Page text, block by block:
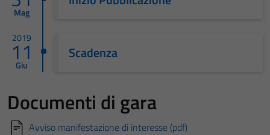
Mag
2019
11
Giu
Scadenza
Documenti di gara
Avviso manifestazione di interesse (pdf)